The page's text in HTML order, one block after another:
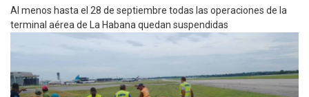
Al menos hasta el 28 de septiembre todas las operaciones de la
terminal aérea de La Habana quedan suspendidas